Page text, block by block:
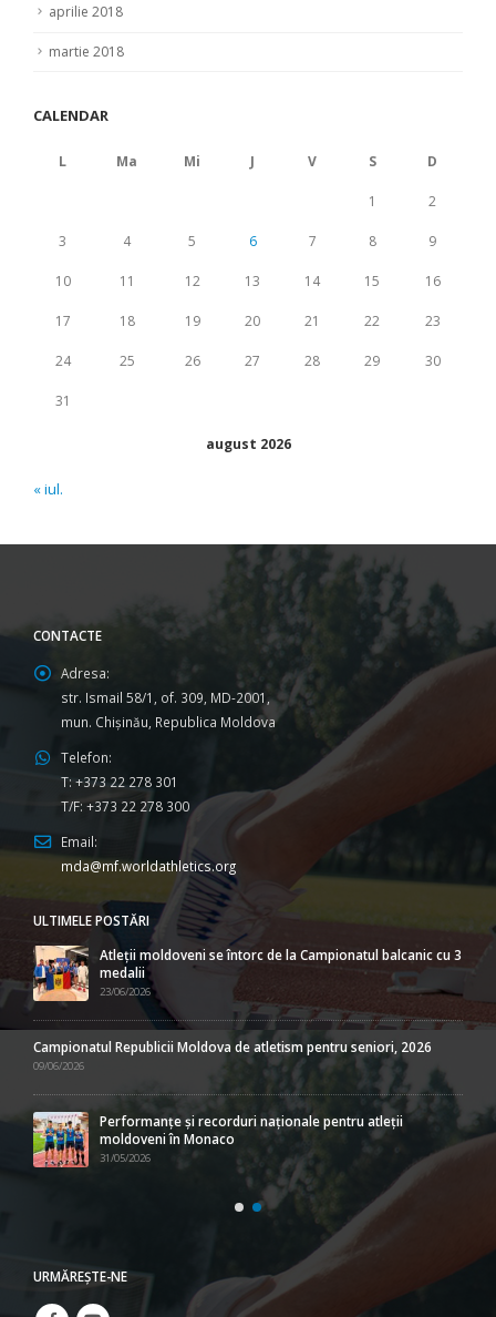
aprilie 2018
martie 2018
CALENDAR
august 2026
L Ma Mi J V S D
1 2
3 4 5 6 7 8 9
10 11 12 13 14 15 16
17 18 19 20 21 22 23
24 25 26 27 28 29 30
31
« iul.
CONTACTE
Adresa:
str. Ismail 58/1, of. 309, MD-2001,
mun. Chişinău, Republica Moldova
Telefon:
T: +373 22 278 301
T/F: +373 22 278 300
Email:
mda@mf.worldathletics.org
ULTIMELE POSTĂRI
Atleții moldoveni se întorc de la Campionatul balcanic cu 3
medalii
23/06/2026
Campionatul Republicii Moldova de atletism pentru seniori, 2026
09/06/2026
Performanțe și recorduri naționale pentru atleții
moldoveni în Monaco
31/05/2026
URMĂREŞTE-NE